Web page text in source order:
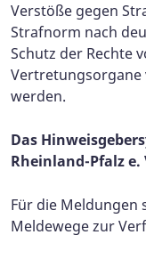
Verstöße gegen
Strafnorm nach
Schutz der Rechte
werden.
Das
Rheinland-Pfalz e.
Für die Meldungen
Meldewege zur